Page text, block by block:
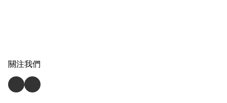
關注我們